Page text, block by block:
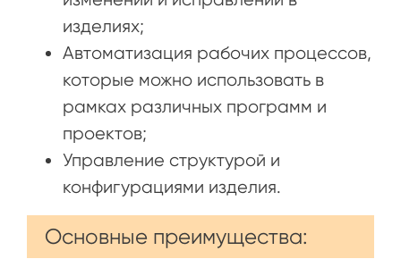
изделиях;
Автоматизация рабочих процессов,
которые можно использовать в
рамках различных программ и
проектов;
Управление структурой и
конфигурациями изделия.
Основные преимущества: